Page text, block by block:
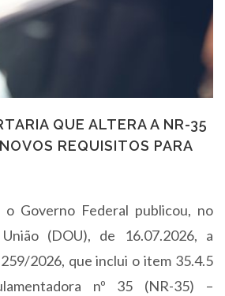
QUE ALTERA A NR-35
REQUISITOS PARA
o Governo Federal publicou, no
(DOU), de 16.07.2026, a
2026, que inclui o item 35.4.5
nº 35 (NR-35) –